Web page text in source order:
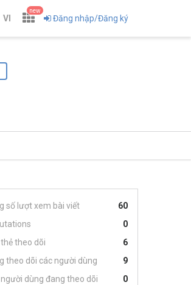
VI
new
Đăng nhập/Đăng ký
số lượt xem bài viết
60
0
thẻ theo dõi
6
theo dõi các người dùng
9
người dùng đang theo dõi
0